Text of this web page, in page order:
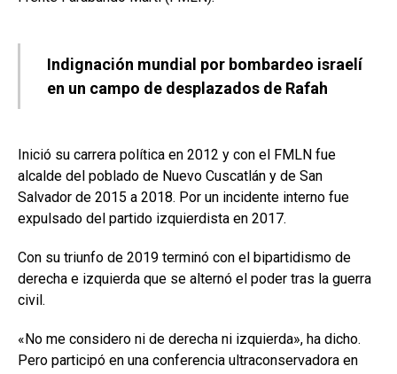
Indignación mundial por bombardeo israelí
en un campo de desplazados de Rafah
Inició su carrera política en 2012 y con el FMLN fue
alcalde del poblado de Nuevo Cuscatlán y de San
Salvador de 2015 a 2018. Por un incidente interno fue
expulsado del partido izquierdista en 2017.
Con su triunfo de 2019 terminó con el bipartidismo de
derecha e izquierda que se alternó el poder tras la guerra
civil.
«No me considero ni de derecha ni izquierda», ha dicho.
Pero participó en una conferencia ultraconservadora en